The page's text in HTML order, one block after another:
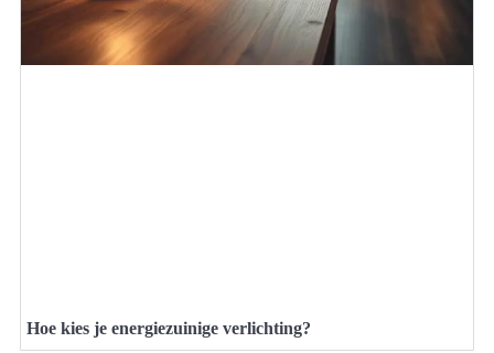
Hoe kies je energiezuinige verlichting?